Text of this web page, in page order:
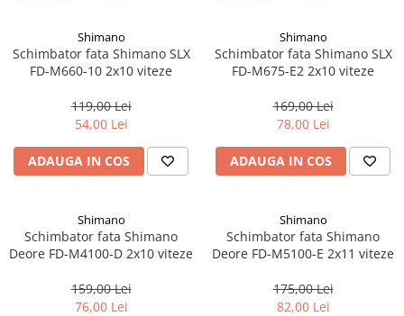
Antifurt bicicleta
Cosuri bicicleta
Pompa bicicleta
Produse intretinere bicicleta
Accesorii biciclete copii
Bidoane si suporti bicicleta
Suport telefon bicicleta
Cricuri bicicleta
Shimano
Schimbator fata Shimano SLX
FD-M660-10 2x10 viteze
119,00 Lei
54,00 Lei
ADAUGA IN COS
Shimano
Schimbator fata Shimano SLX
FD-M675-E2 2x10 viteze
169,00 Lei
78,00 Lei
ADAUGA IN COS
Shimano
Schimbator fata Shimano
Deore FD-M4100-D 2x10 viteze
159,00 Lei
76,00 Lei
Shimano
Schimbator fata Shimano
Deore FD-M5100-E 2x11 viteze
175,00 Lei
82,00 Lei